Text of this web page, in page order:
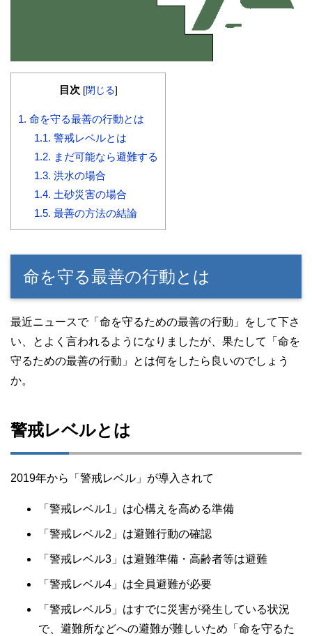
目次 [閉じる]
1. 命を守る最善の行動とは
1.1. 警戒レベルとは
1.2. まだ可能なら避難する
1.3. 洪水の場合
1.4. 土砂災害の場合
1.5. 最善の方法の結論
命を守る最善の行動とは
最近ニュースで「命を守るための最善の行動」をして下さ
い、とよく言われるようになりましたが、果たして「命を
守るための最善の行動」とは何をしたら良いのでしょう
か。
警戒レベルとは
2019年から「警戒レベル」が導入されて
「警戒レベル1」は心構えを高める準備
「警戒レベル2」は避難行動の確認
「警戒レベル3」は避難準備・高齢者等は避難
「警戒レベル4」は全員避難が必要
「警戒レベル5」はすでに災害が発生している状況
で、避難所などへの避難が難しいため「命を守るた